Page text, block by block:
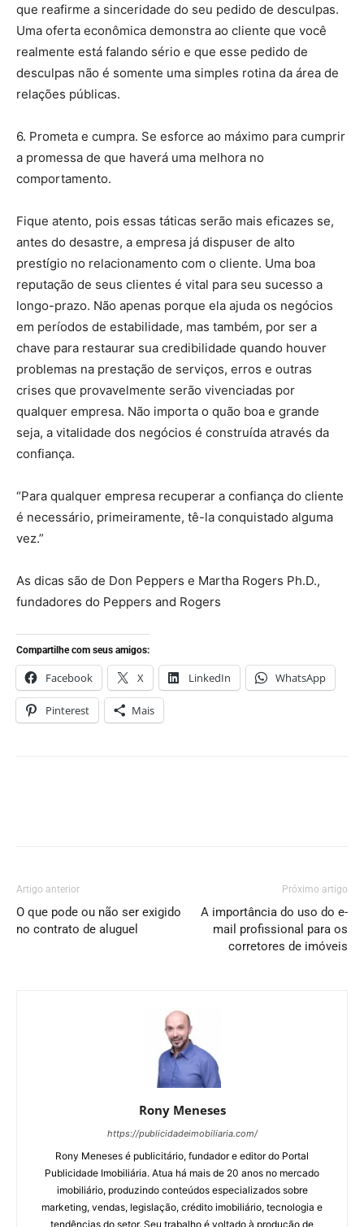
que reafirme a sinceridade do seu pedido de desculpas.
Uma oferta econômica demonstra ao cliente que você
realmente está falando sério e que esse pedido de
desculpas não é somente uma simples rotina da área de
relações públicas.
6. Prometa e cumpra. Se esforce ao máximo para cumprir
a promessa de que haverá uma melhora no
comportamento.
Fique atento, pois essas táticas serão mais eficazes se,
antes do desastre, a empresa já dispuser de alto
prestígio no relacionamento com o cliente. Uma boa
reputação de seus clientes é vital para seu sucesso a
longo-prazo. Não apenas porque ela ajuda os negócios
em períodos de estabilidade, mas também, por ser a
chave para restaurar sua credibilidade quando houver
problemas na prestação de serviços, erros e outras
crises que provavelmente serão vivenciadas por
qualquer empresa. Não importa o quão boa e grande
seja, a vitalidade dos negócios é construída através da
confiança.
“Para qualquer empresa recuperar a confiança do cliente
é necessário, primeiramente, tê-la conquistado alguma
vez.”
As dicas são de Don Peppers e Martha Rogers Ph.D.,
fundadores do Peppers and Rogers
Compartilhe com seus amigos:
Facebook X LinkedIn WhatsApp
Pinterest Mais
Artigo anterior
O que pode ou não ser exigido
no contrato de aluguel
Próximo artigo
A importância do uso do e-
mail profissional para os
corretores de imóveis
Rony Meneses
https://publicidadeimobiliaria.com/
Rony Meneses é publicitário, fundador e editor do Portal
Publicidade Imobiliária. Atua há mais de 20 anos no mercado
imobiliário, produzindo conteúdos especializados sobre
marketing, vendas, legislação, crédito imobiliário, tecnologia e
tendências do setor. Seu trabalho é voltado à produção de